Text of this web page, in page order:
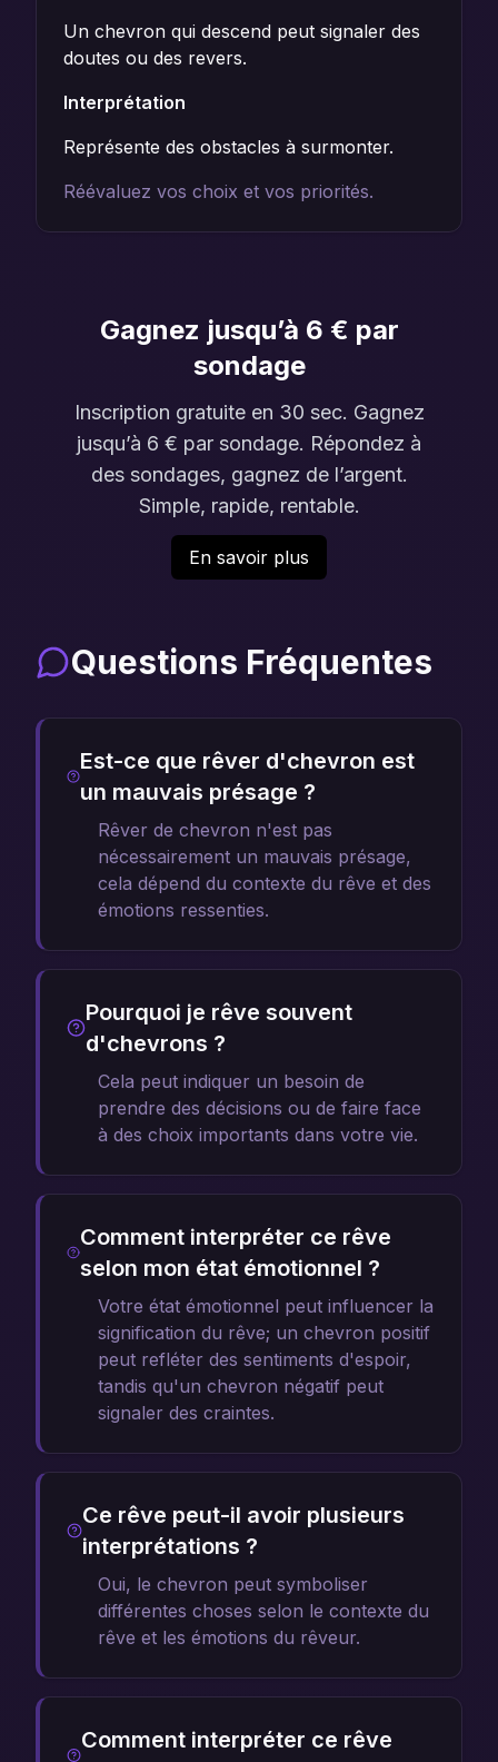
Un chevron qui descend peut signaler des
doutes ou des revers.
Interprétation
Représente des obstacles à surmonter.
Réévaluez vos choix et vos priorités.
Gagnez jusqu’à 6 € par
sondage
Inscription gratuite en 30 sec. Gagnez
jusqu’à 6 € par sondage. Répondez à
des sondages, gagnez de l’argent.
Simple, rapide, rentable.
En savoir plus
Questions Fréquentes
Est-ce que rêver d'chevron est
un mauvais présage ?
Rêver de chevron n'est pas
nécessairement un mauvais présage,
cela dépend du contexte du rêve et des
émotions ressenties.
Pourquoi je rêve souvent
d'chevrons ?
Cela peut indiquer un besoin de
prendre des décisions ou de faire face
à des choix importants dans votre vie.
Comment interpréter ce rêve
selon mon état émotionnel ?
Votre état émotionnel peut influencer la
signification du rêve; un chevron positif
peut refléter des sentiments d'espoir,
tandis qu'un chevron négatif peut
signaler des craintes.
Ce rêve peut-il avoir plusieurs
interprétations ?
Oui, le chevron peut symboliser
différentes choses selon le contexte du
rêve et les émotions du rêveur.
Comment interpréter ce rêve